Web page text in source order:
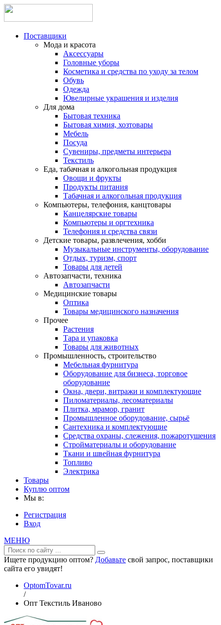
Поставщики
Мода и красота
Аксессуары
Головные уборы
Косметика и средства по уходу за телом
Обувь
Одежда
Ювелирные украшения и изделия
Для дома
Бытовая техника
Бытовая химия, хозтовары
Мебель
Посуда
Сувениры, предметы интерьера
Текстиль
Еда, табачная и алкогольная продукция
Овощи и фрукты
Продукты питания
Табачная и алкогольная продукция
Компьютеры, телефония, канцтовары
Канцелярские товары
Компьютеры и оргтехника
Телефония и средства связи
Детские товары, развлечения, хобби
Музыкальные инструменты, оборудование
Отдых, туризм, спорт
Товары для детей
Автозапчасти, техника
Автозапчасти
Медицинские товары
Оптика
Товары медицинского назначения
Прочее
Растения
Тара и упаковка
Товары для животных
Промышленность, строительство
Мебельная фурнитура
Оборудование для бизнеса, торговое
оборудование
Окна, двери, витражи и комплектующие
Пиломатериалы, лесоматериалы
Плитка, мрамор, гранит
Промышленное оборудование, сырьё
Сантехника и комплектующие
Средства охраны, слежения, пожаротушения
Стройматериалы и оборудование
Ткани и швейная фурнитура
Топливо
Электрика
Товары
Куплю оптом
Мы в:
Регистрация
Вход
МЕНЮ
Ищете продукцию оптом? Добавьте свой запрос, поставщики
сайта его увидят!
OptomTovar.ru
/
Опт Текстиль Иваново